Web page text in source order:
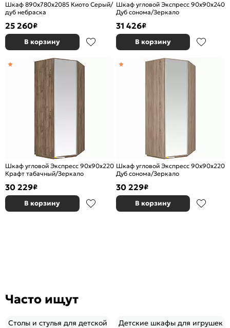
Шкаф 890x780x2085 Киото Серый/
дуб небраска
25 260₽
В корзину
Шкаф угловой Экспресс 90х90х240
Дуб сонома/Зеркало
31 426₽
В корзину
Шкаф угловой Экспресс 90х90х220
Крафт табачный/Зеркало
30 229₽
В корзину
Шкаф угловой Экспресс 90х90х220
Дуб сонома/Зеркало
30 229₽
В корзину
Часто ищут
Столы и стулья для детской Детские шкафы для игрушек